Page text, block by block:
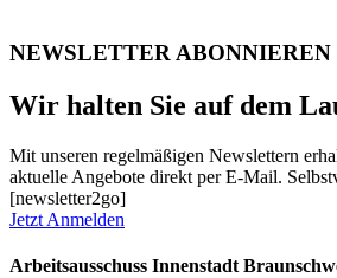
NEWSLETTER ABONNIEREN
Wir halten Sie auf dem
Mit unseren regelmäßigen Newslettern
aktuelle Angebote direkt per E-Mail.
[newsletter2go]
Jetzt Anmelden
Arbeitsausschuss Innenstadt